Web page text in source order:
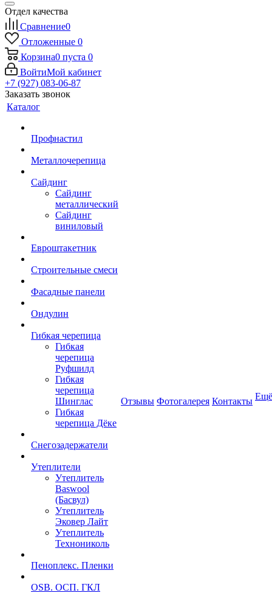
Отдел качества
Сравнение0
Отложенные 0
Корзина0 пуста 0
ВойтиМой кабинет
+7 (927) 083-06-87
Заказать звонок
Каталог
Профнастил
Металлочерепица
Сайдинг
Сайдинг
металлический
Сайдинг
виниловый
Евроштакетник
Строительные смеси
Фасадные панели
Ондулин
Гибкая черепица
Гибкая
черепица
Руфшилд
Гибкая
черепица
Шинглас
Гибкая
черепица Дёке
Снегозадержатели
Утеплители
Утеплитель
Baswool
(Басвул)
Утеплитель
Эковер Лайт
Утеплитель
Технониколь
Пеноплекс. Пленки
OSB. ОСП. ГКЛ
Отзывы Фотогалерея Контакты Ещё